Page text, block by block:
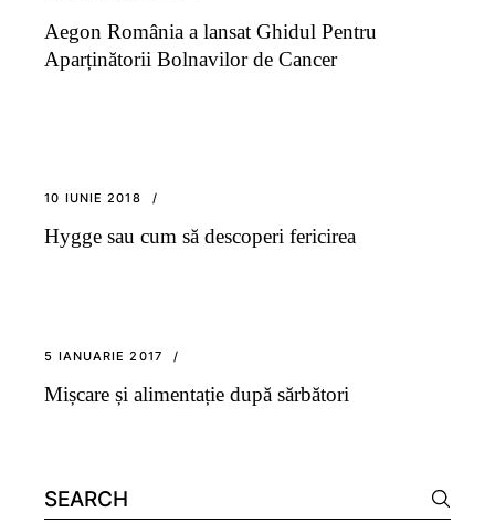
Aegon România a lansat Ghidul Pentru
Aparținătorii Bolnavilor de Cancer
10 IUNIE 2018
Hygge sau cum să descoperi fericirea
5 IANUARIE 2017
Mișcare și alimentație după sărbători
Search
for: